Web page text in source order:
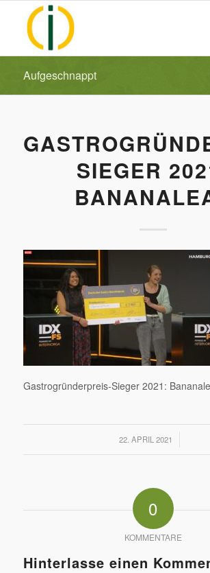
Aufgeschnappt
SIEGER
Gastrogründerpreis-Sieger 2021:
22. APRIL 2021
/
0
KOMMENTARE
Hinterlasse einen